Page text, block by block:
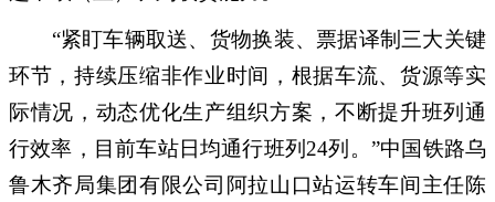
“紧盯车辆取送、货物换装、票据译制三大关键
环节，持续压缩非作业时间，根据车流、货源等实
际情况，动态优化生产组织方案，不断提升班列通
行效率，目前车站日均通行班列24列。”中国铁路乌
鲁木齐局集团有限公司阿拉山口站运转车间主任陈